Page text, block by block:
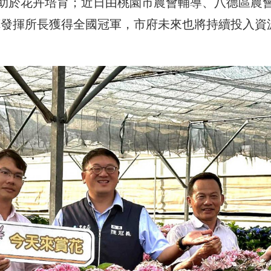
揮所長獲得全國冠軍，市府未來也將持續投入資